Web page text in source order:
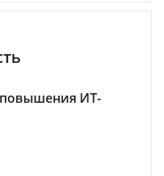
ИТ-